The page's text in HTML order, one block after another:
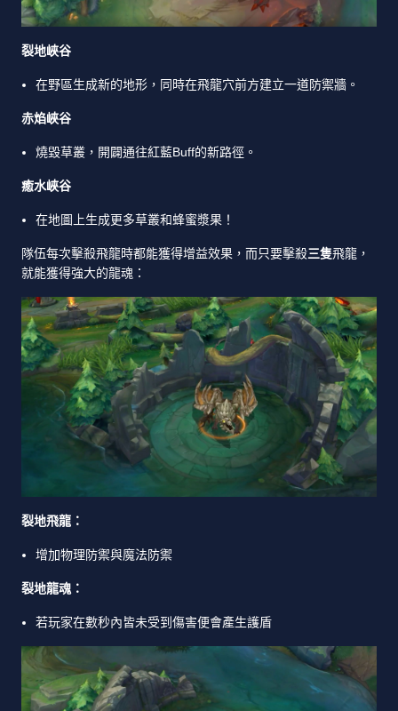
裂地峽谷
在野區生成新的地形，同時在飛龍穴前方建立一道防禦牆。
赤焰峽谷
燒毀草叢，開闢通往紅藍Buff的新路徑。
癒水峽谷
在地圖上生成更多草叢和蜂蜜漿果！
隊伍每次擊殺飛龍時都能獲得增益效果，而只要擊殺三隻飛龍，
就能獲得強大的龍魂：
裂地飛龍：
增加物理防禦與魔法防禦
裂地龍魂：
若玩家在數秒內皆未受到傷害便會產生護盾